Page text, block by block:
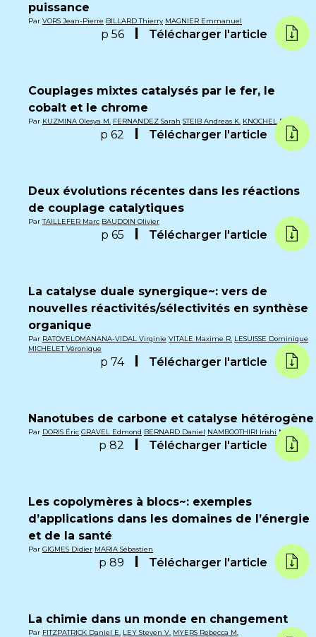
puissance
Par VORS Jean-Pierre BILLARD Thierry MAGNIER Emmanuel
p 56 Télécharger l'article
Couplages mixtes catalysés par le fer, le
cobalt et le chrome
Par KUZMINA Olesya M. FERNANDEZ Sarah STEIB Andreas K. KNOCHEL Paul
p 62 Télécharger l'article
Deux évolutions récentes dans les réactions
de couplage catalytiques
ParTAILLEFER Marc BAUDOIN Olivier
p 65 Télécharger l'article
La catalyse duale synergique~: vers de
nouvelles réactivités/sélectivités en synthèse
organique
Par RATOVELOMANANA-VIDAL Virginie VITALE Maxime R. LESUISSE Dominique
MICHELET Véronique
p 74 Télécharger l'article
Nanotubes de carbone et catalyse hétérogène
Par DORIS Éric GRAVEL Edmond BERNARD Daniel NAMBOOTHIRI Irishi N.N.
p 82 Télécharger l'article
Les copolymères à blocs~: exemples
d’applications dans les domaines de l’énergie
et de la santé
Par GIGMES Didier MARIA Sébastien
p 89 Télécharger l'article
La chimie dans un monde en changement
Par FITZPATRICK Daniel E. LEY Steven V. MYERS Rebecca M.